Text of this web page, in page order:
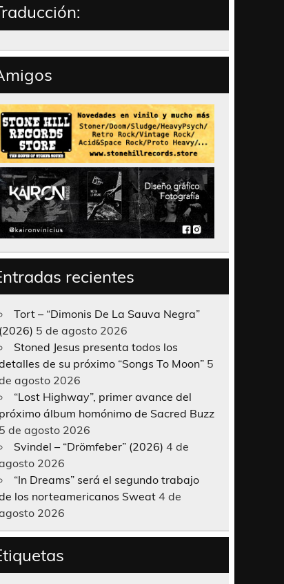
recientes
Tort – “Dimonis De La Sauva Negra”
(2026) 5 de agosto 2026
Stoned Jesus presenta todos los
de su próximo “Songs To Moon” 5
agosto 2026
“Lost Highway”, primer avance del
próximo álbum homónimo de Sacred Buzz
5 de agosto 2026
Svindel – “Drömfeber” (2026) 4 de
2026
“In Dreams” será el segundo trabajo
los norteamericanos Sweat 4 de
2026